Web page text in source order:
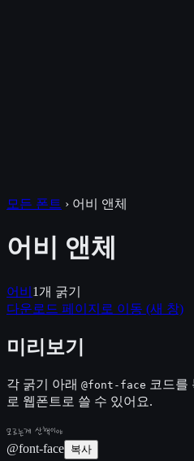
모든 폰트 › 어비 앤체
어비 앤체
어비 1 개 굵기
다운로드 페이지로 이동 (새 창)
미리보기
각 굵기 아래 @font-face 코드를
로 웹폰트로 쓸 수 있어요.
모르는게 산책이야
@font-face 복사